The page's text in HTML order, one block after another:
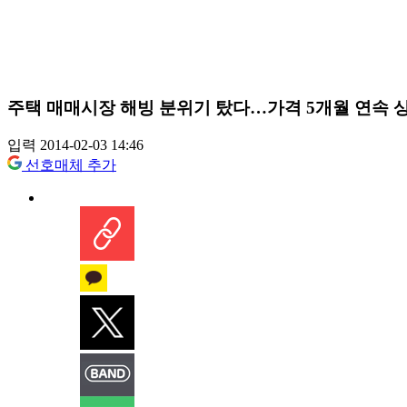
주택 매매시장 해빙 분위기 탔다…가격 5개월 연속
입력 2014-02-03 14:46
선호매체 추가